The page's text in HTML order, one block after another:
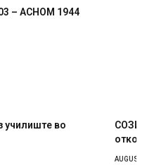
– АСНОМ 1944
на генералите